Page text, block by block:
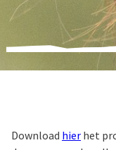
Download hier het